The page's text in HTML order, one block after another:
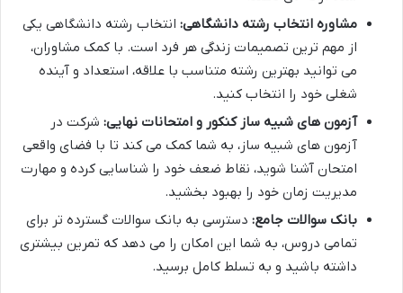
مشاوره انتخاب رشته دانشگاهی: انتخاب رشته دانشگاهی یکی
از مهم ترین تصمیمات زندگی هر فرد است. با کمک مشاوران،
می توانید بهترین رشته متناسب با علاقه، استعداد و آینده
شغلی خود را انتخاب کنید.
آزمون های شبیه ساز کنکور و امتحانات نهایی: شرکت در
آزمون های شبیه ساز، به شما کمک می کند تا با فضای واقعی
امتحان آشنا شوید، نقاط ضعف خود را شناسایی کرده و مهارت
مدیریت زمان خود را بهبود بخشید.
بانک سوالات جامع: دسترسی به بانک سوالات گسترده تر برای
تمامی دروس، به شما این امکان را می دهد که تمرین بیشتری
داشته باشید و به تسلط کامل برسید.